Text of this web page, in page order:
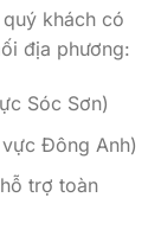
khách có
địa phương:
Sóc Sơn)
Đông Anh)
trợ toàn